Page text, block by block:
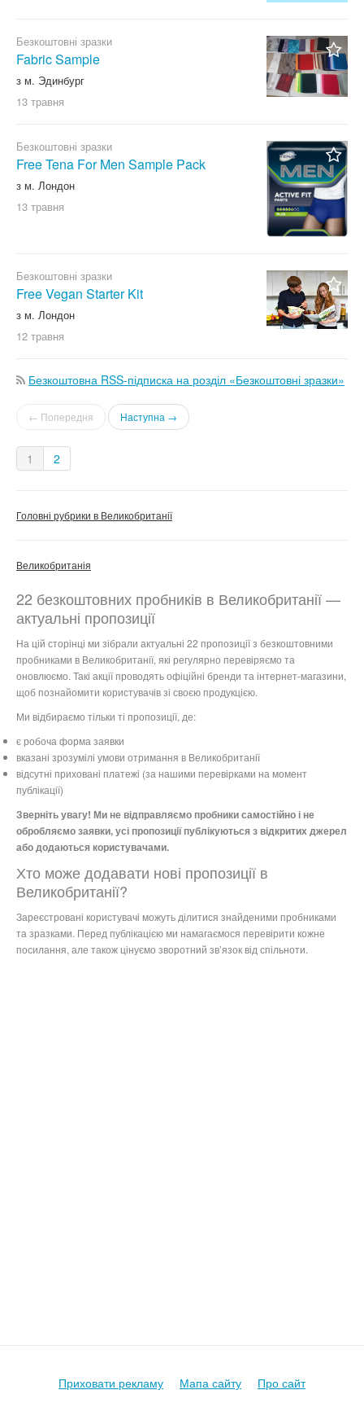
Безкоштовні зразки
Fabric Sample
з м. Эдинбург
13 травня
Безкоштовні зразки
Free Tena For Men Sample Pack
з м. Лондон
13 травня
Безкоштовні зразки
Free Vegan Starter Kit
з м. Лондон
12 травня
Безкоштовна RSS-підписка на розділ «Безкоштовні зразки»
← Попередня Наступна →
1 2
Головні рубрики в Великобританії
Великобританія
22 безкоштовних пробників в Великобританії —
актуальні пропозиції
На цій сторінці ми зібрали актуальні 22 пропозиції з безкоштовними
пробниками в Великобританії, які регулярно перевіряємо та
оновлюємо. Такі акції проводять офіційні бренди та інтернет-магазини,
щоб познайомити користувачів зі своєю продукцією.
Ми відбираємо тільки ті пропозиції, де:
є робоча форма заявки
вказані зрозумілі умови отримання в Великобританії
відсутні приховані платежі (за нашими перевірками на момент
публікації)
Зверніть увагу! Ми не відправляємо пробники самостійно і не
обробляємо заявки, усі пропозиції публікуються з відкритих джерел
або додаються користувачами.
Хто може додавати нові пропозиції в
Великобританії?
Зареєстровані користувачі можуть ділитися знайденими пробниками
та зразками. Перед публікацією ми намагаємося перевірити кожне
посилання, але також цінуємо зворотний зв’язок від спільноти.
Приховати рекламу Мапа сайту
Про сайт